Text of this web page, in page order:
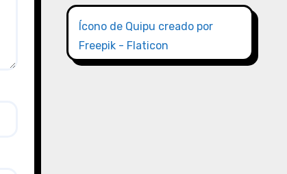
Ícono de Quipu creado por
Freepik - Flaticon